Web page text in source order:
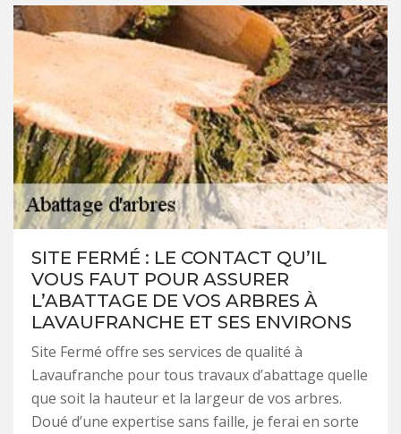
SITE FERMÉ : LE CONTACT QU’IL
VOUS FAUT POUR ASSURER
L’ABATTAGE DE VOS ARBRES À
LAVAUFRANCHE ET SES ENVIRONS
Site Fermé offre ses services de qualité à
Lavaufranche pour tous travaux d’abattage quelle
que soit la hauteur et la largeur de vos arbres.
Doué d’une expertise sans faille, je ferai en sorte